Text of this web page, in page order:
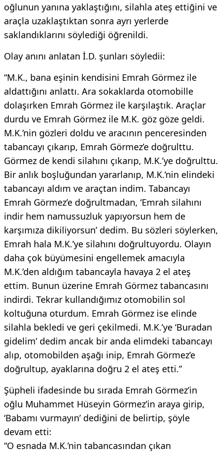
oğlunun yanına yaklaştığını, silahla ateş ettiğini ve
araçla uzaklaştıktan sonra ayrı yerlerde
saklandıklarını söylediği öğrenildi.
Olay anını anlatan İ.D. şunları söyledii:
“M.K., bana eşinin kendisini Emrah Görmez ile
aldattığını anlattı. Ara sokaklarda otomobille
dolaşırken Emrah Görmez ile karşılaştık. Araçlar
durdu ve Emrah Görmez ile M.K. göz göze geldi.
M.K.’nin gözleri doldu ve aracının penceresinden
tabancayı çıkarıp, Emrah Görmez’e doğrulttu.
Görmez de kendi silahını çıkarıp, M.K.’ye doğrulttu.
Bir anlık boşluğundan yararlanıp, M.K.’nin elindeki
tabancayı aldım ve araçtan indim. Tabancayı
Emrah Görmez’e doğrultmadan, ‘Emrah silahını
indir hem namussuzluk yapıyorsun hem de
karşımıza dikiliyorsun’ dedim. Bu sözleri söylerken,
Emrah hala M.K.’ye silahını doğrultuyordu. Olayın
daha çok büyümesini engellemek amacıyla
M.K.’den aldığım tabancayla havaya 2 el ateş
ettim. Bunun üzerine Emrah Görmez tabancasını
indirdi. Tekrar kullandığımız otomobilin sol
koltuğuna oturdum. Emrah Görmez ise elinde
silahla bekledi ve geri çekilmedi. M.K.’ye ‘Buradan
gidelim’ dedim ancak bir anda elimdeki tabancayı
alıp, otomobilden aşağı inip, Emrah Görmez’e
doğrultup, ayaklarına doğru 2 el ateş etti.”
Şüpheli ifadesinde bu sırada Emrah Görmez’in
oğlu Muhammet Hüseyin Görmez’in araya girip,
‘Babamı vurmayın’ dediğini de belirtip, şöyle
devam etti:
“O esnada M.K.’nin tabancasından çıkan